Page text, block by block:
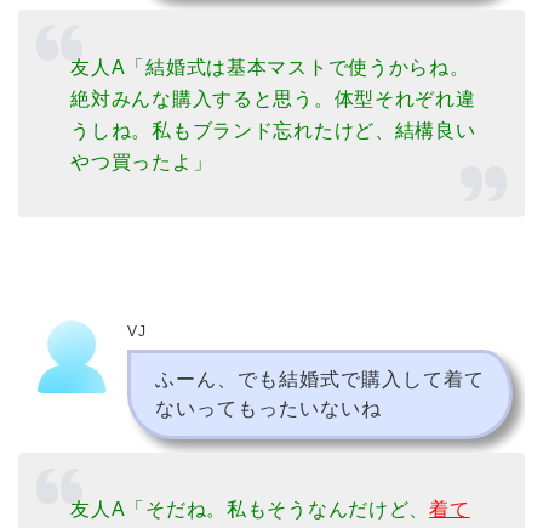
友人A「結婚式は基本マストで使うからね。
絶対みんな購入すると思う。体型それぞれ違
うしね。私もブランド忘れたけど、結構良い
やつ買ったよ」
VJ
ふーん、でも結婚式で購入して着て
ないってもったいないね
友人A「そだね。私もそうなんだけど、着て